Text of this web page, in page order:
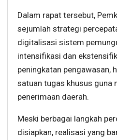
Dalam rapat tersebut,
sejumlah strategi
digitalisasi sistem
intensifikasi dan
peningkatan pengawasan,
satuan tugas khusus guna
penerimaan daerah.
Meski berbagai langkah
disiapkan, realisasi yang